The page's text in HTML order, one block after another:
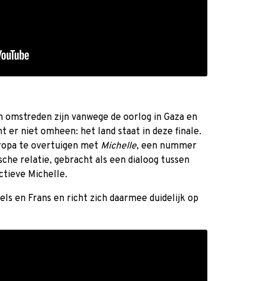
omstreden zijn vanwege de oorlog in Gaza en
er niet omheen: het land staat in deze finale.
te overtuigen met Michelle, een nummer
relatie, gebracht als een dialoog tussen
Michelle.
en Frans en richt zich daarmee duidelijk op